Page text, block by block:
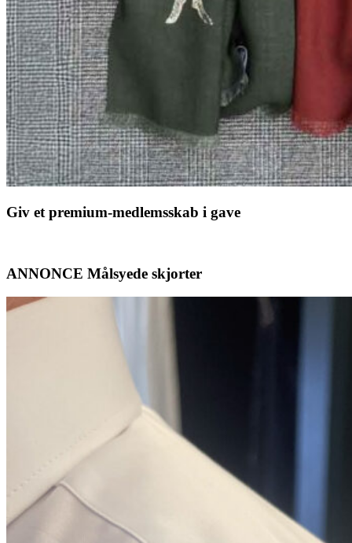
Giv et premium-medlemsskab i gave
ANNONCE Målsyede skjorter